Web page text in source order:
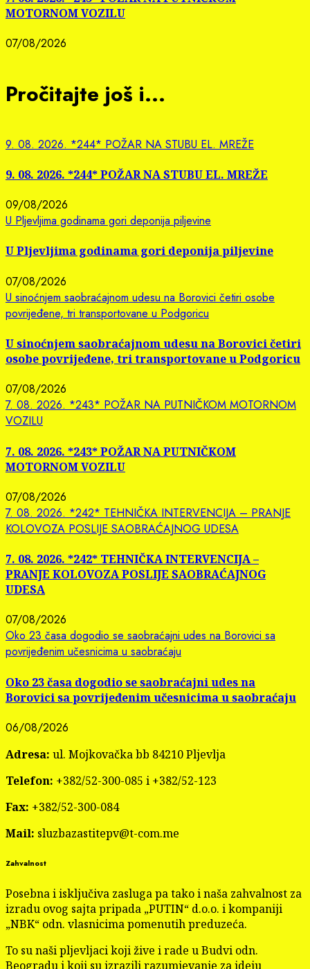
MOTORNOM VOZILU
07/08/2026
Pročitajte još i...
9. 08. 2026. *244* POŽAR NA STUBU EL. MREŽE
9. 08. 2026. *244* POŽAR NA STUBU EL. MREŽE
09/08/2026
U Pljevljima godinama gori deponija piljevine
U Pljevljima godinama gori deponija piljevine
07/08/2026
U sinoćnjem saobraćajnom udesu na Borovici četiri osobe
povrijeđene, tri transportovane u Podgoricu
U sinoćnjem saobraćajnom udesu na Borovici četiri
osobe povrijeđene, tri transportovane u Podgoricu
07/08/2026
7. 08. 2026. *243* POŽAR NA PUTNIČKOM MOTORNOM
VOZILU
7. 08. 2026. *243* POŽAR NA PUTNIČKOM
MOTORNOM VOZILU
07/08/2026
7. 08. 2026. *242* TEHNIČKA INTERVENCIJA – PRANJE
KOLOVOZA POSLIJE SAOBRAĆAJNOG UDESA
7. 08. 2026. *242* TEHNIČKA INTERVENCIJA –
PRANJE KOLOVOZA POSLIJE SAOBRAĆAJNOG
UDESA
07/08/2026
Oko 23 časa dogodio se saobraćajni udes na Borovici sa
povrijeđenim učesnicima u saobraćaju
Oko 23 časa dogodio se saobraćajni udes na
Borovici sa povrijeđenim učesnicima u saobraćaju
06/08/2026
Adresa: ul. Mojkovačka bb 84210 Pljevlja
Telefon: +382/52-300-085 i +382/52-123
Fax: +382/52-300-084
Mail: sluzbazastitepv@t-com.me
Zahvalnost
Posebna i isključiva zasluga pa tako i naša zahvalnost za
izradu ovog sajta pripada „PUTIN“ d.o.o. i kompaniji
„NBK“ odn. vlasnicima pomenutih preduzeća.
To su naši pljevljaci koji žive i rade u Budvi odn.
Beogradu i koji su izrazili razumjevanje za ideju